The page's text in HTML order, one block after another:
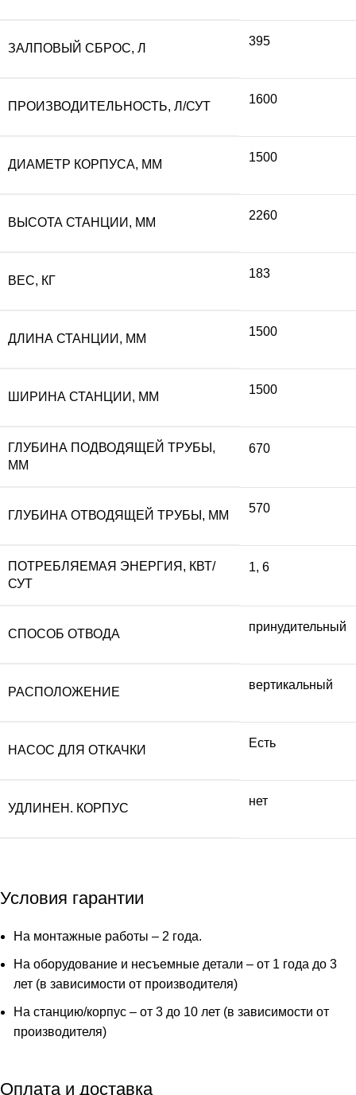
ЗАЛПОВЫЙ СБРОС, Л
395
ПРОИЗВОДИТЕЛЬНОСТЬ, Л/СУТ
1600
ДИАМЕТР КОРПУСА, ММ
1500
ВЫСОТА СТАНЦИИ, ММ
2260
ВЕС, КГ
183
ДЛИНА СТАНЦИИ, ММ
1500
ШИРИНА СТАНЦИИ, ММ
1500
ГЛУБИНА ПОДВОДЯЩЕЙ ТРУБЫ,
ММ
670
ГЛУБИНА ОТВОДЯЩЕЙ ТРУБЫ, ММ
570
ПОТРЕБЛЯЕМАЯ ЭНЕРГИЯ, КВТ/
СУТ
1, 6
СПОСОБ ОТВОДА
принудительный
РАСПОЛОЖЕНИЕ
вертикальный
НАСОС ДЛЯ ОТКАЧКИ
Есть
УДЛИНЕН. КОРПУС
нет
Условия гарантии
На монтажные работы – 2 года.
На оборудование и несъемные детали – от 1 года до 3
лет (в зависимости от производителя)
На станцию/корпус – от 3 до 10 лет (в зависимости от
производителя)
Оплата и доставка